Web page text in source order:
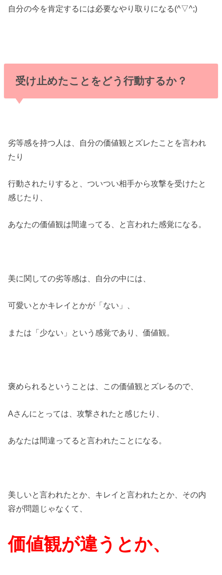
自分の今を肯定するには必要なやり取りになる(^▽^;)
受け止めたことをどう行動するか？
劣等感を持つ人は、自分の価値観とズレたことを言われ
たり
行動されたりすると、ついつい相手から攻撃を受けたと
感じたり、
あなたの価値観は間違ってる、と言われた感覚になる。
美に関しての劣等感は、自分の中には、
可愛いとかキレイとかが「ない」、
または「少ない」という感覚であり、価値観。
褒められるということは、この価値観とズレるので、
Aさんにとっては、攻撃されたと感じたり、
あなたは間違ってると言われたことになる。
美しいと言われたとか、キレイと言われたとか、その内
容が問題じゃなくて、
価値観が違うとか、